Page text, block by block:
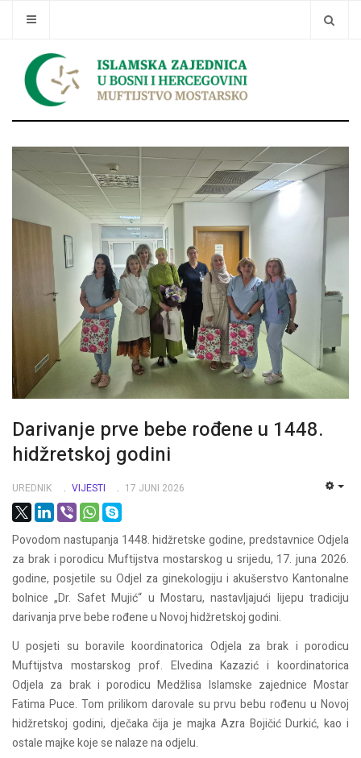
Traži
Darivanje prve bebe rođene u 1448.
hidžretskoj godini
UREDNIK VIJESTI 17 JUNI 2026
Povodom nastupanja 1448. hidžretske godine, predstavnice Odjela
za brak i porodicu Muftijstva mostarskog u srijedu, 17. juna 2026.
godine, posjetile su Odjel za ginekologiju i akušerstvo Kantonalne
bolnice „Dr. Safet Mujić“ u Mostaru, nastavljajući lijepu tradiciju
darivanja prve bebe rođene u Novoj hidžretskoj godini.
U posjeti su boravile koordinatorica Odjela za brak i porodicu
Muftijstva mostarskog prof. Elvedina Kazazić i koordinatorica
Odjela za brak i porodicu Medžlisa Islamske zajednice Mostar
Fatima Puce. Tom prilikom darovale su prvu bebu rođenu u Novoj
hidžretskoj godini, dječaka čija je majka Azra Bojičić Durkić, kao i
ostale majke koje se nalaze na odjelu.